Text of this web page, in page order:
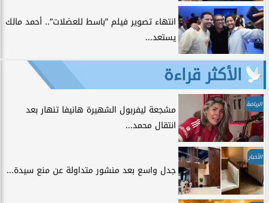
انتهاء تصوير فيلم ”باسط للعضلات”.. أحمد مالك
يستعد...
الأكثر قراءة
الرياضة
مشجعة ليفربول الشهيرة هانيفا تنهار بعد
انتقال محمد...
الأخبار
جدل واسع بعد منشور متداولة عن منع سيدة...